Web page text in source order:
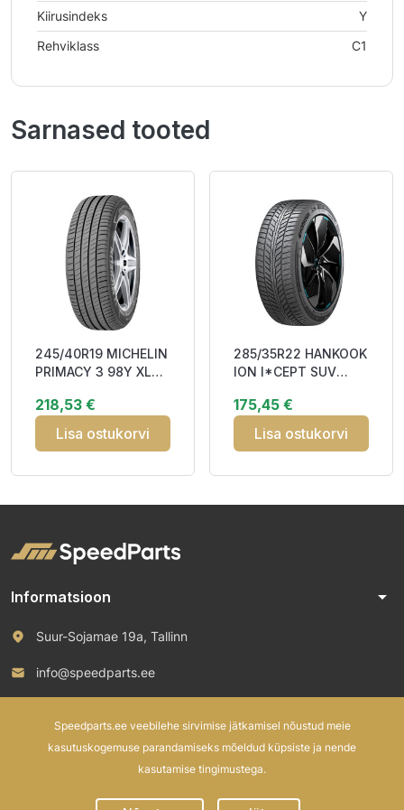
Kiirusindeks
Y
Rehviklass
C1
Sarnased tooted
245/40R19 MICHELIN
PRIMACY 3 98Y XL
218,53 €
Lisa ostukorvi
285/35R22 HANKOOK
ION I*CEPT SUV
Elect RP DO
175,45 €
Lisa ostukorvi
Informatsioon arrow_drop_down
Suur-Sojamae 19a, Tallinn
info@speedparts.ee
Speedparts.ee veebilehe sirvimise jätkamisel nõustud meie
kasutuskogemuse parandamiseks mõeldud küpsiste ja nende
kasutamise tingimustega.